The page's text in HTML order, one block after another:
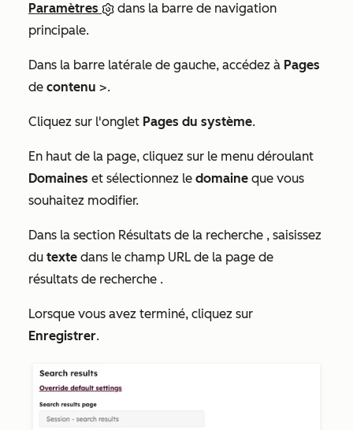
Paramètres
dans la barre de navigation
principale.
Dans la barre latérale de gauche, accédez à Pages
de contenu >.
Cliquez sur l'onglet Pages du système.
En haut de la page, cliquez sur le menu déroulant
Domaines et sélectionnez le domaine que vous
souhaitez modifier.
Dans la section Résultats de la recherche , saisissez
du texte dans le champ URL de la page de
résultats de recherche .
Lorsque vous avez terminé, cliquez sur
Enregistrer.